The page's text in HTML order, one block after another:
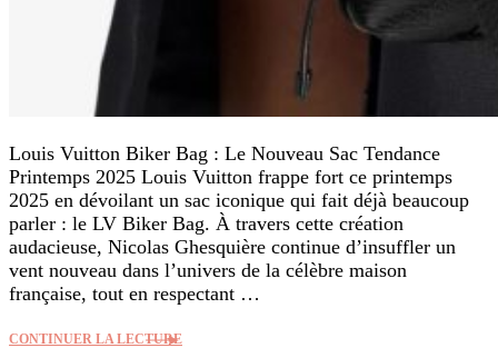
Louis Vuitton Biker Bag : Le Nouveau Sac Tendance
Printemps 2025 Louis Vuitton frappe fort ce printemps
2025 en dévoilant un sac iconique qui fait déjà beaucoup
parler : le LV Biker Bag. À travers cette création
audacieuse, Nicolas Ghesquière continue d’insuffler un
vent nouveau dans l’univers de la célèbre maison
française, tout en respectant …
CONTINUER LA LECTURE